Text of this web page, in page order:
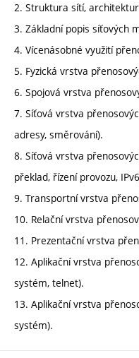
2. Struktura sítí,
3. Základní popis síťových
4. Vícenásobné využití
5. Fyzická vrstva
6. Spojová vrstva
7. Síťová vrstva
adresy, směrování).
8. Síťová vrstva
překlad, řízení provozu,
9. Transportní vrstva
10. Relační vrstva
11. Prezentační vrstva
12. Aplikační vrstva
systém, telnet).
13. Aplikační vrstva
systém).